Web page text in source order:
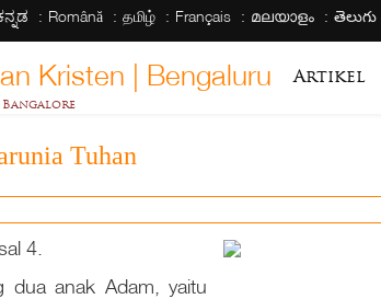
Română தமிழ் Français മലയാളം తెలుగు
Kristen | Bengaluru Artikel
Tuhan
4.
dua anak Adam, yaitu